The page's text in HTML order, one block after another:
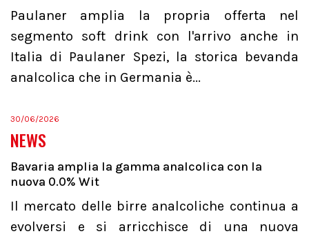
Paulaner amplia la propria offerta nel
segmento soft drink con l'arrivo anche in
Italia di Paulaner Spezi, la storica bevanda
analcolica che in Germania è...
30/06/2026
NEWS
Bavaria amplia la gamma analcolica con la
nuova 0.0% Wit
Il mercato delle birre analcoliche continua a
evolversi e si arricchisce di una nuova